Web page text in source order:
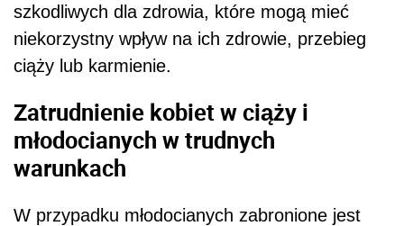
szkodliwych dla zdrowia, które mogą mieć
niekorzystny wpływ na ich zdrowie, przebieg
ciąży lub karmienie.
Zatrudnienie kobiet w ciąży i
młodocianych w trudnych
warunkach
W przypadku młodocianych zabronione jest